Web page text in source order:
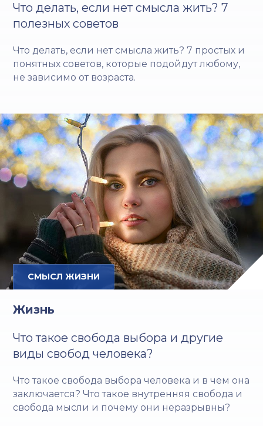
Что делать, если нет смысла жить? 7
полезных советов
Что делать, если нет смысла жить? 7 простых и
понятных советов, которые подойдут любому,
не зависимо от возраста.
СМЫСЛ ЖИЗНИ
Жизнь
Что такое свобода выбора и другие
виды свобод человека?
Что такое свобода выбора человека и в чем она
заключается? Что такое внутренняя свобода и
свобода мысли и почему они неразрывны?